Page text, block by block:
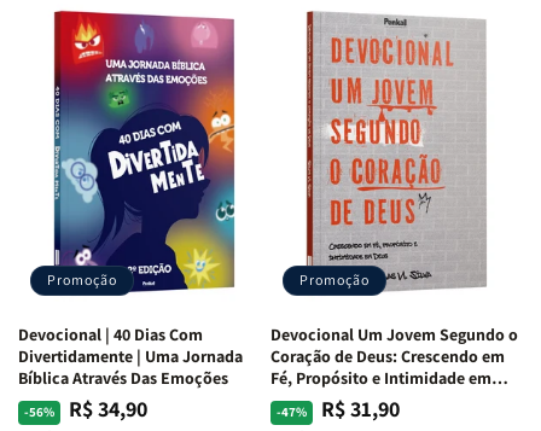
Devocional
Quarto
de
Guerra
Isabelle
S.
Alves
Devocional
Quarto
de
Guerra
|
Isabelle
S.
Alves
Devocional
Café
com
Mulheres
da
Bíblia
Equipe
Teológica
Penkal
Devocional
Café
com
Mulheres
da
Bíblia
|
Equipe
Teológica
Penkal
Promoção
Devocional | 40 Dias Com
Divertidamente | Uma Jornada
Bíblica Através Das Emoções
-56%
Preço
PreçoR$ 34,90
Promoção
Devocional Um Jovem Segundo o
Coração de Deus: Crescendo em
Fé, Propósito e Intimidade em
Deus
-47%
Preço
PreçoR$ 31,90